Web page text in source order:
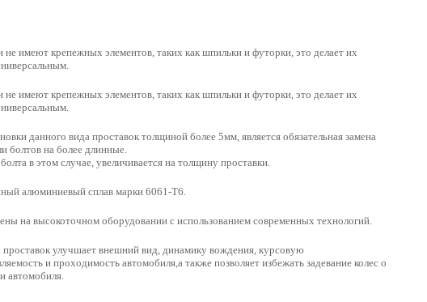
не имеют крепежных элементов, таких как шпильки и футорки, это делает их
не имеют крепежных элементов, таких как шпильки и футорки, это делает их
данного вида проставок толщиной более 5мм, является обязательная замена
болтов на более длинные.
в этом случае, увеличивается на толщину проставки.
алюминиевый сплав марки 6061-Т6.
на высокоточном оборудовании с использованием современных технологий.
проставок улучшает внешний вид, динамику вождения, курсовую
и проходимость автомобиля,а также позволяет избежать задевание колес о
автомобиля.